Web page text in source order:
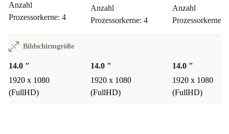
Anzahl
Prozessorkerne: 4
Anzahl
Prozessorkerne: 4
Anzahl
Prozessorkerne: 4
Bildschirmgröße
14.0 "
1920 x 1080
(FullHD)
14.0 "
1920 x 1080
(FullHD)
14.0 "
1920 x 1080
(FullHD)